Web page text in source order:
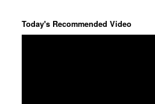
Today's Recommended Video